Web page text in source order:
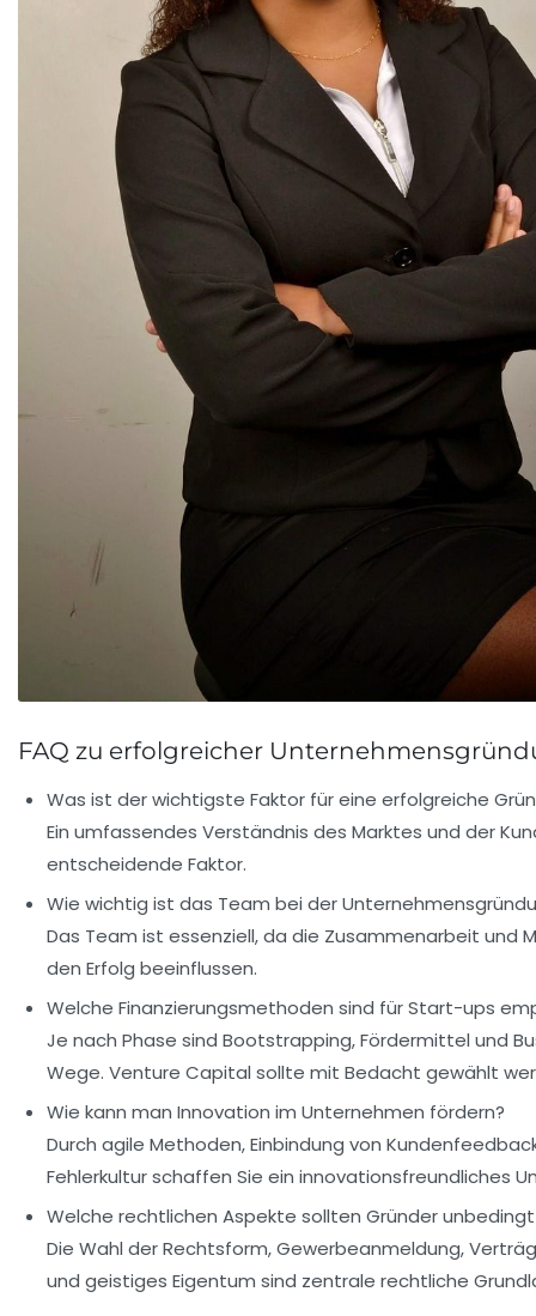
FAQ zu erfolgreicher
Was ist der wichtigste Faktor für eine erfolgreiche
Ein umfassendes Verständnis des Marktes und der
entscheidende Faktor.
Wie wichtig ist das Team bei der
Das Team ist essenziell, da die Zusammenarbeit und
den Erfolg beeinflussen.
Welche Finanzierungsmethoden sind für Start-ups
Je nach Phase sind Bootstrapping, Fördermittel und
Wege. Venture Capital sollte mit Bedacht gewählt
Wie kann man Innovation im Unternehmen fördern?
Durch agile Methoden, Einbindung von
Fehlerkultur schaffen Sie ein innovationsfreundliches
Welche rechtlichen Aspekte sollten Gründer
Die Wahl der Rechtsform, Gewerbeanmeldung,
und geistiges Eigentum sind zentrale rechtliche